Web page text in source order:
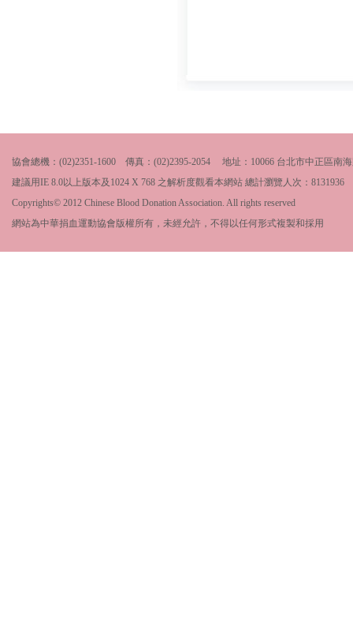
協會總機：(02)2351-1600 傳真：(02)2395-2054 地址：10066 台北市中正區南
建議用IE 8.0以上版本及1024 X 768 之解析度觀看本網站 總計瀏覽人次： 8131936
Copyrights© 2012 Chinese Blood Donation Association. All rights reserved
網站為中華捐血運動協會版權所有，未經允許，不得以任何形式複製和採用